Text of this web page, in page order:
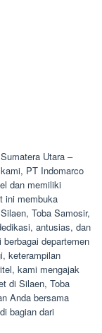
Utara –
PT Indomarco
dan memiliki
ini membuka
Toba Samosir,
antusias, dan
departemen
keterampilan
kami mengajak
di Silaen, Toba
Anda bersama
bagian dari